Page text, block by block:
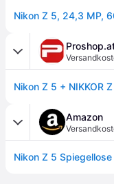
Nikon Z 5 + NIKKOR
Amazon